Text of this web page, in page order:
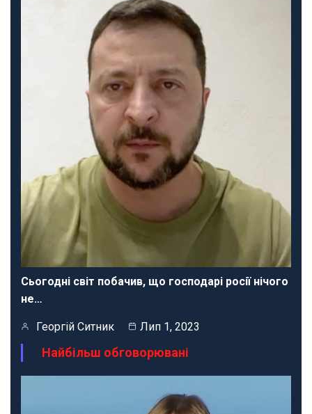
Сьогодні світ побачив, що господарі росії нічого
не…
Георгій Ситник Лип 1, 2023
Найбільш обговорювані